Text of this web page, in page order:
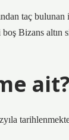
taç bulunan
Bizans altın
ait?